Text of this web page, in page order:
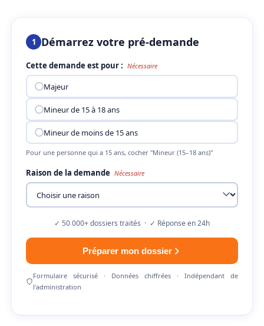
1 Démarrez votre pré-demande
Cette demande est pour : Nécessaire
Majeur
Mineur de 15 à 18 ans
Mineur de moins de 15 ans
Pour une personne qui a 15 ans, cocher "Mineur (15–18 ans)"
Raison de la demande Nécessaire
✓ 50 000+ dossiers traités · ✓ Réponse en 24h
Préparer mon dossier
Formulaire sécurisé · Données chiffrées · Indépendant de
l'administration